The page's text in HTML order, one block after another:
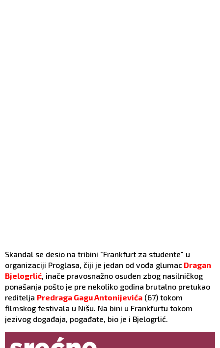
Skandal se desio na tribini "Frankfurt za studente" u
organizaciji Proglasa, čiji je jedan od vođa glumac Dragan
Bjelogrlić , inače pravosnažno osuđen zbog nasilničkog
ponašanja pošto je pre nekoliko godina brutalno pretukao
reditelja Predraga Gagu Antonijevića (67) tokom
filmskog festivala u Nišu. Na bini u Frankfurtu tokom
jezivog događaja, pogađate, bio je i Bjelogrlić.